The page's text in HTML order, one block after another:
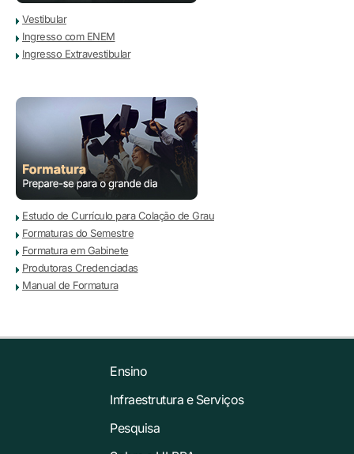
Vestibular
Ingresso com ENEM
Ingresso Extravestibular
Estudo de Currículo para Colação de Grau
Formaturas do Semestre
Formatura em Gabinete
Produtoras Credenciadas
Manual de Formatura
Ensino
Infraestrutura e Serviços
Pesquisa